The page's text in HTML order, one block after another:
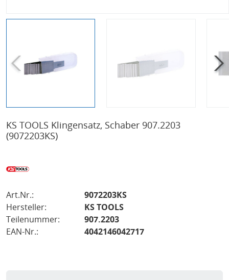
KS TOOLS Klingensatz, Schaber 907.2203
(9072203KS)
Art.Nr.:
9072203KS
Hersteller:
KS TOOLS
Teilenummer:
907.2203
EAN-Nr.:
4042146042717